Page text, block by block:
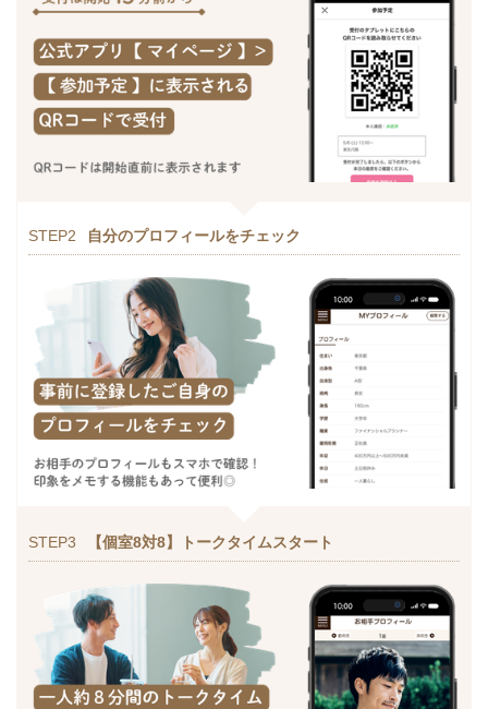
STEP2 自分のプロフィールをチェック
STEP3 【個室8対8】トークタイムスタート